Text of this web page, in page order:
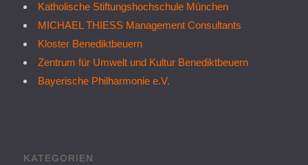
Katholische Stiftungshochschule München
MICHAEL THIESS Management Consultants
Kloster Benediktbeuern
Zentrum für Umwelt und Kultur Benediktbeuern
Bayerische Philharmonie e.V.
KATEGORIEN